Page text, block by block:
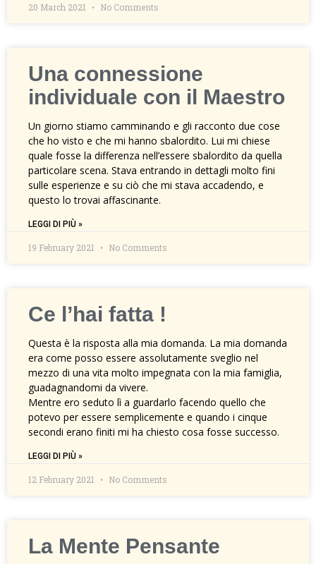
20 March 2021 No Comments
Una connessione
individuale con il Maestro
Un giorno stiamo camminando e gli racconto due cose
che ho visto e che mi hanno sbalordito. Lui mi chiese
quale fosse la differenza nell’essere sbalordito da quella
particolare scena. Stava entrando in dettagli molto fini
sulle esperienze e su ciò che mi stava accadendo, e
questo lo trovai affascinante.
LEGGI DI PIÙ »
19 February 2021 No Comments
Ce l’hai fatta !
Questa è la risposta alla mia domanda. La mia domanda
era come posso essere assolutamente sveglio nel
mezzo di una vita molto impegnata con la mia famiglia,
guadagnandomi da vivere.
Mentre ero seduto lì a guardarlo facendo quello che
potevo per essere semplicemente e quando i cinque
secondi erano finiti mi ha chiesto cosa fosse successo.
LEGGI DI PIÙ »
12 February 2021 No Comments
La Mente Pensante